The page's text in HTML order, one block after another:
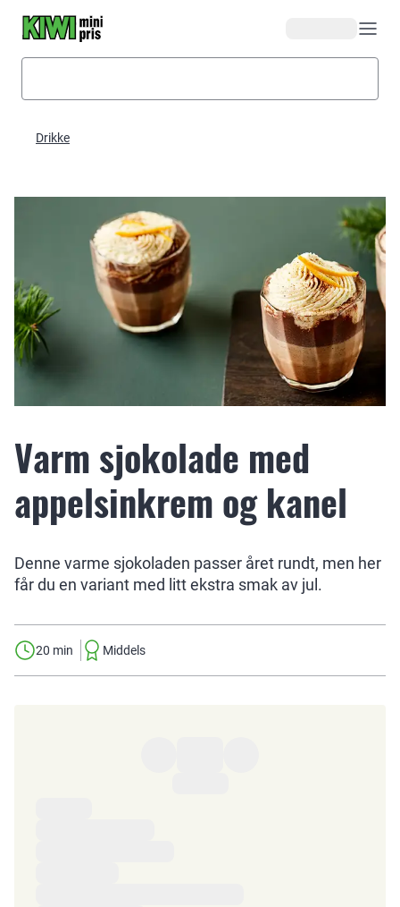
Drikke
Varm sjokolade med
appelsinkrem og kanel
Denne varme sjokoladen passer året rundt, men her
får du en variant med litt ekstra smak av jul.
20 min Middels